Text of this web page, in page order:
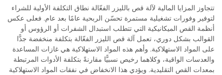
تتجاوز المزايا المالية لآلة قص بالليزر الفعّالة نطاق التكلفة الأولية للشراء
لتوفير وفورات تشغيلية مستمرة تحسّن الربحية عامًا بعد عام. فعلى عكس
أنظمة القص الميكانيكية التي تتطلب استبدال الشفرات أو الرؤوس أو
القوالب بشكل دوري، تعمل آلة قص الليزر الفعّالة بتكلفة منخفضة جدًّا
على المواد الاستهلاكية. وأهم هذه المواد الاستهلاكية هي غازات المساعدة
والعدسات الواقية، وكلاهما رخيص نسبيًّا مقارنةً بتكلفة الأدوات المرتبطة
بمعدات القص التقليدية. ويؤدي هذا الانخفاض في نفقات المواد الاستهلاكية